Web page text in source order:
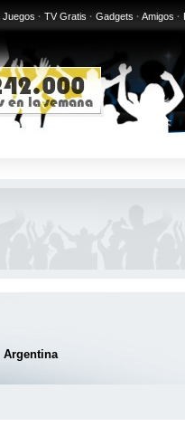
Juegos · TV Gratis · Gadgets · Amigos ·
Argentina